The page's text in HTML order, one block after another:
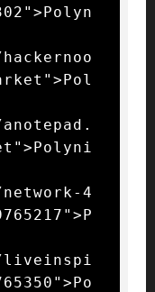
4
liveinspi